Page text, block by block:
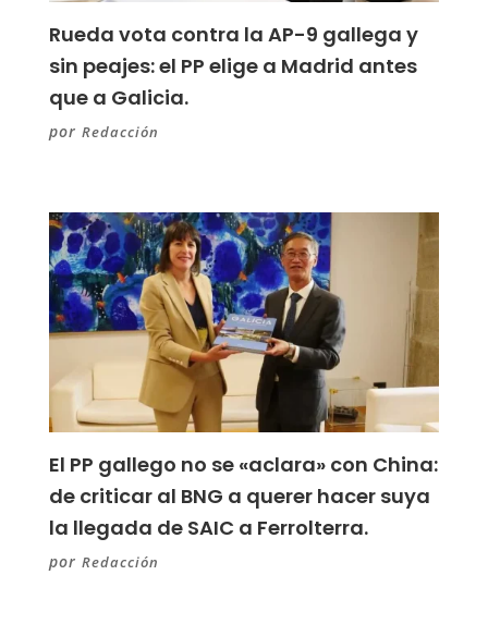
Rueda vota contra la AP-9 gallega y
sin peajes: el PP elige a Madrid antes
que a Galicia.
por Redacción
El PP gallego no se «aclara» con China:
de criticar al BNG a querer hacer suya
la llegada de SAIC a Ferrolterra.
por Redacción